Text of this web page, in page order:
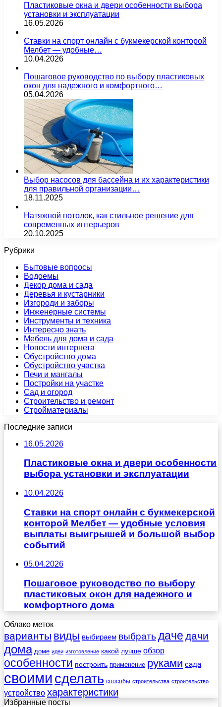
Пластиковые окна и двери особенности выбора
установки и эксплуатации
16.05.2026
Ставки на спорт онлайн с букмекерской конторой
Мелбет — удобные…
10.04.2026
Пошаговое руководство по выбору пластиковых
окон для надежного и комфортного…
05.04.2026
Выбор насосов для бассейна и их характеристики
для правильной организации…
18.11.2025
Натяжной потолок, как стильное решение для
современных интерьеров
20.10.2025
Рубрики
Бытовые вопросы
Водоемы
Декор дома и сада
Деревья и кустарники
Изгороди и заборы
Инженерные системы
Инструменты и техника
Интересно знать
Мебель для дома и сада
Новости интернета
Обустройство дома
Обустройство участка
Печи и мангалы
Постройки на участке
Сад и огород
Строительство и ремонт
Стройматериалы
Последние записи
16.05.2026
Пластиковые окна и двери особенности
выбора установки и эксплуатации
10.04.2026
Ставки на спорт онлайн с букмекерской
конторой Мелбет — удобные условия
выплаты выигрышей и большой выбор
событий
05.04.2026
Пошаговое руководство по выбору
пластиковых окон для надежного и
комфортного дома
Облако меток
варианты виды выбираем выбрать даче дачи
дома доме идеи изготовление какой лучше обзор
особенности построить применение руками сада
своими сделать способы строительства строительство
устройство характеристики
Избранные посты